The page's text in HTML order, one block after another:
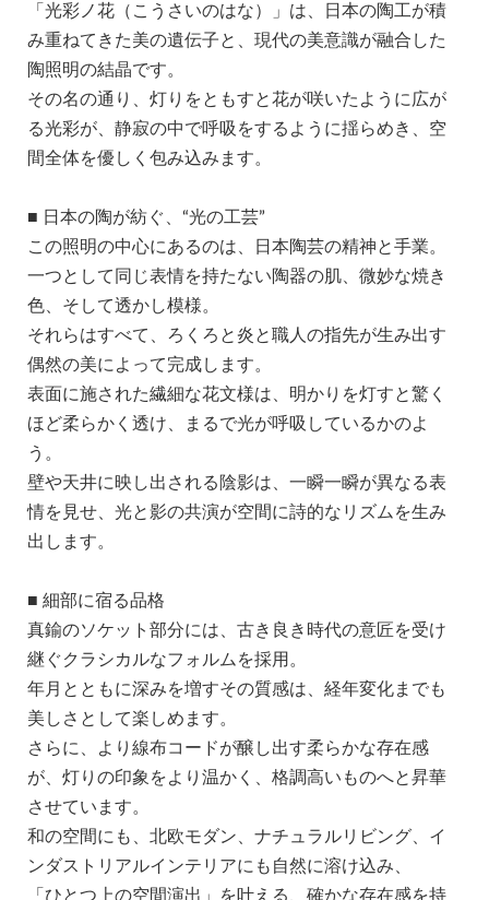
「光彩ノ花（こうさいのはな）」は、日本の陶工が積
み重ねてきた美の遺伝子と、現代の美意識が融合した
陶照明の結晶です。
その名の通り、灯りをともすと花が咲いたように広が
る光彩が、静寂の中で呼吸をするように揺らめき、空
間全体を優しく包み込みます。
■ 日本の陶が紡ぐ、“光の工芸”
この照明の中心にあるのは、日本陶芸の精神と手業。
一つとして同じ表情を持たない陶器の肌、微妙な焼き
色、そして透かし模様。
それらはすべて、ろくろと炎と職人の指先が生み出す
偶然の美によって完成します。
表面に施された繊細な花文様は、明かりを灯すと驚く
ほど柔らかく透け、まるで光が呼吸しているかのよ
う。
壁や天井に映し出される陰影は、一瞬一瞬が異なる表
情を見せ、光と影の共演が空間に詩的なリズムを生み
出します。
■ 細部に宿る品格
真鍮のソケット部分には、古き良き時代の意匠を受け
継ぐクラシカルなフォルムを採用。
年月とともに深みを増すその質感は、経年変化までも
美しさとして楽しめます。
さらに、より線布コードが醸し出す柔らかな存在感
が、灯りの印象をより温かく、格調高いものへと昇華
させています。
和の空間にも、北欧モダン、ナチュラルリビング、イ
ンダストリアルインテリアにも自然に溶け込み、
「ひとつ上の空間演出」を叶える、確かな存在感を持